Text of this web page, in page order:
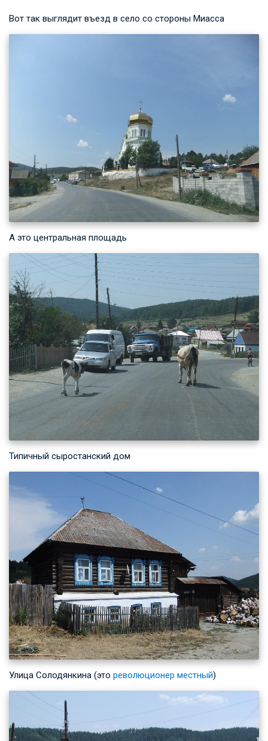
Вот так выглядит въезд в село со стороны Миасса
А это центральная площадь
Типичный сыростанский дом
Улица Солодянкина (это революционер местный)